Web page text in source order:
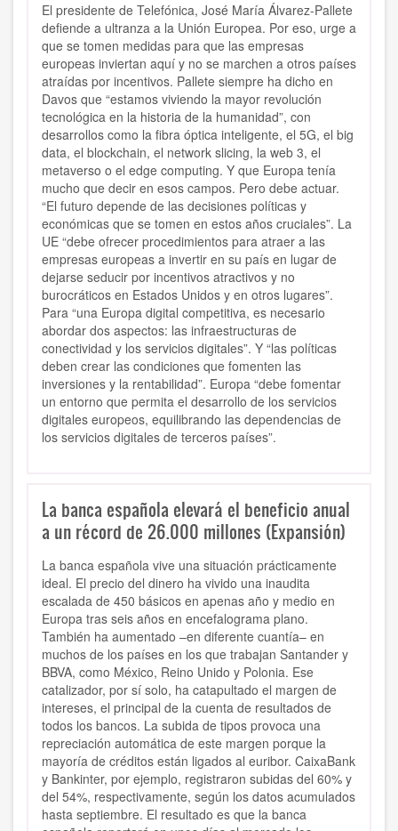
El presidente de Telefónica, José María Álvarez-Pallete
defiende a ultranza a la Unión Europea. Por eso, urge a
que se tomen medidas para que las empresas
europeas inviertan aquí y no se marchen a otros países
atraídas por incentivos. Pallete siempre ha dicho en
Davos que “estamos viviendo la mayor revolución
tecnológica en la historia de la humanidad”, con
desarrollos como la fibra óptica inteligente, el 5G, el big
data, el blockchain, el network slicing, la web 3, el
metaverso o el edge computing. Y que Europa tenía
mucho que decir en esos campos. Pero debe actuar.
“El futuro depende de las decisiones políticas y
económicas que se tomen en estos años cruciales”. La
UE “debe ofrecer procedimientos para atraer a las
empresas europeas a invertir en su país en lugar de
dejarse seducir por incentivos atractivos y no
burocráticos en Estados Unidos y en otros lugares”.
Para “una Europa digital competitiva, es necesario
abordar dos aspectos: las infraestructuras de
conectividad y los servicios digitales”. Y “las políticas
deben crear las condiciones que fomenten las
inversiones y la rentabilidad”. Europa “debe fomentar
un entorno que permita el desarrollo de los servicios
digitales europeos, equilibrando las dependencias de
los servicios digitales de terceros países”.
La banca española elevará el beneficio anual
a un récord de 26.000 millones (Expansión)
La banca española vive una situación prácticamente
ideal. El precio del dinero ha vivido una inaudita
escalada de 450 básicos en apenas año y medio en
Europa tras seis años en encefalograma plano.
También ha aumentado –en diferente cuantía– en
muchos de los países en los que trabajan Santander y
BBVA, como México, Reino Unido y Polonia. Ese
catalizador, por sí solo, ha catapultado el margen de
intereses, el principal de la cuenta de resultados de
todos los bancos. La subida de tipos provoca una
repreciación automática de este margen porque la
mayoría de créditos están ligados al euribor. CaixaBank
y Bankinter, por ejemplo, registraron subidas del 60% y
del 54%, respectivamente, según los datos acumulados
hasta septiembre. El resultado es que la banca